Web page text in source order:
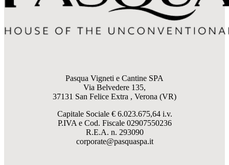
Pasqua Vigneti e Cantine SPA
Via Belvedere 135,
37131 San Felice Extra , Verona (VR)
Capitale Sociale € 6.023.675,64 i.v.
P.IVA e Cod. Fiscale 02907550236
R.E.A. n. 293090
corporate@pasquaspa.it